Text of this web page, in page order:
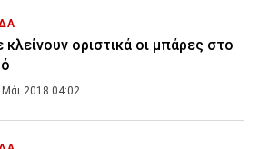
κλείνουν οριστικά οι μπάρες στο
Μάι 2018 04:02